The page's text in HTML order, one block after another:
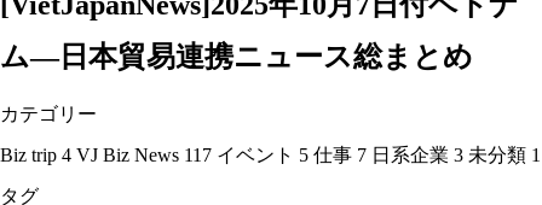
ム―日本貿易連携ニュース総まとめ
カテゴリー
Biz trip 4 VJ Biz News 117 イベント 5 仕事 7 日系企業 3 未分類 1
タグ